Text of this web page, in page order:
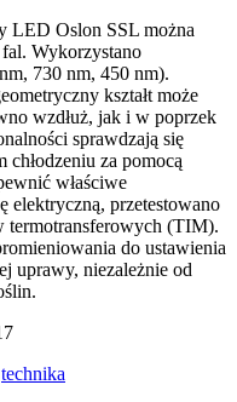
LED Oslon SSL można
Wykorzystano
730 nm, 450 nm).
kształt może
wzdłuż, jak i w poprzek
sprawdzają się
za pomocą
właściwe
elektryczną, przetestowano
termotransferowych (TIM).
do ustawienia
uprawy, niezależnie od
technika